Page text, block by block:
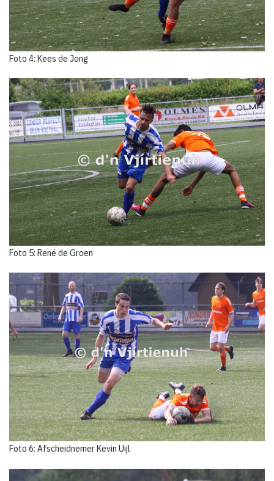
Foto 4: Kees de Jong
Foto 5: René de Groen
Foto 6: Afscheidnemer Kevin Uijl